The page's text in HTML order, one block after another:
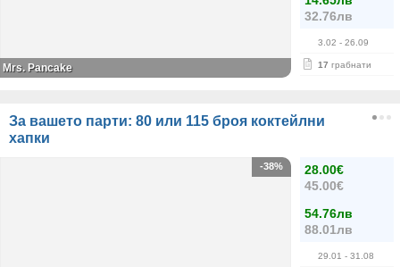
32.76лв
3.02 - 26.09
17 грабнати
Mrs. Pancake
За вашето парти: 80 или 115 броя коктейлни
хапки
28.00€
45.00€
54.76лв
88.01лв
29.01 - 31.08
-38%